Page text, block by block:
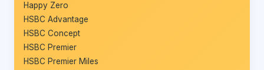
Happy Zero
HSBC Advantage
HSBC Concept
HSBC Premier
HSBC Premier Miles